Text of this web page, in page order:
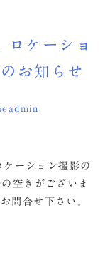
ロケーショ
お知らせ
ーション撮影の
空きがございま
問合せ下さい。